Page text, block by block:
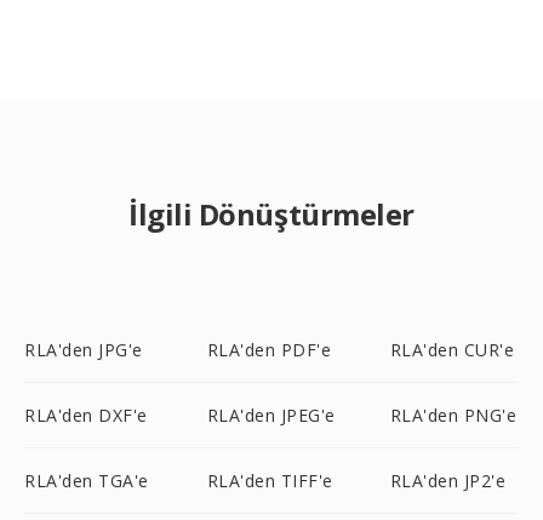
İlgili Dönüştürmeler
RLA'den JPG'e RLA'den PDF'e RLA'den CUR'e
RLA'den DXF'e RLA'den JPEG'e RLA'den PNG'e
RLA'den TGA'e RLA'den TIFF'e RLA'den JP2'e